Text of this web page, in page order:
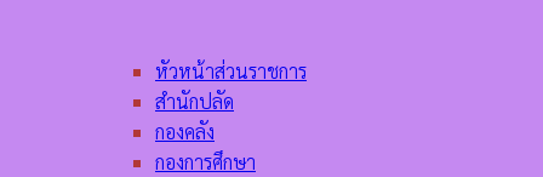
หัวหน้าส่วนราชการ
สำนักปลัด
กองคลัง
กองการศึกษา